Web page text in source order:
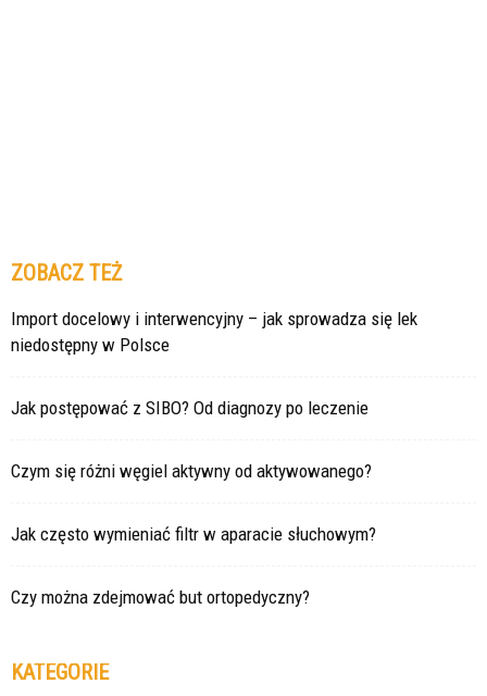
ZOBACZ TEŻ
Import docelowy i interwencyjny – jak sprowadza się lek
niedostępny w Polsce
Jak postępować z SIBO? Od diagnozy po leczenie
Czym się różni węgiel aktywny od aktywowanego?
Jak często wymieniać filtr w aparacie słuchowym?
Czy można zdejmować but ortopedyczny?
KATEGORIE